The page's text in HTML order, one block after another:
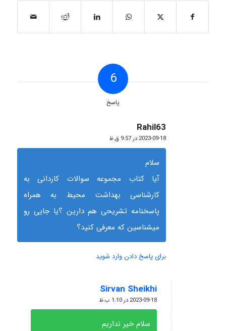
6
پاسخ
Rahil63
گفته:
2023-09-18 در 9:57 ق.ظ
سلام
آیا کتاب مجموعه سوالات کاردانی به
کارشناسی بهداشت محیط به همراه
پاسخنامه تشریحی هم دارین ؟یا جایی رو
میشناسین که معرفی کنید؟
برای پاسخ دادن وارد شوید
Sirvan Sheikhi
گفته:
2023-09-18 در 1:10 ب.ظ
سلام خیر نداریم